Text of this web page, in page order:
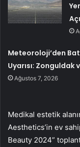
Meteoroloji’den
Uyarısı: Zonguldak
Ağustos 7, 2026
Medikal estetik
Aesthetics’in ev
Beauty 2024”